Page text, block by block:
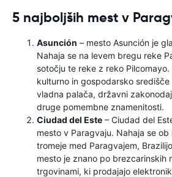
5 najboljših mest v
Asunción – mesto Asunción je
Nahaja se na levem bregu reke
sotočju te reke z reko
kulturno in gospodarsko središče
vladna palača, državni
druge pomembne znamenitosti.
Ciudad del Este – Ciudad del
mesto v Paragvaju. Nahaja se ob
tromeje med Paragvajem,
mesto je znano po brezcarinskih
trgovinami, ki prodajajo